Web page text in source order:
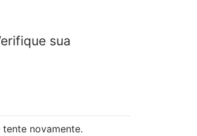
sua
novamente.